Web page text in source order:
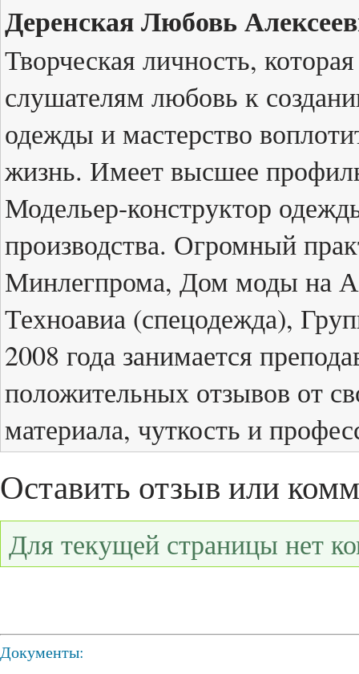
Деренская Любовь
Творческая личность,
слушателям любовь к
одежды и мастерство
жизнь. Имеет высшее
Модельер-конструктор
производства. Огромный
Минлегпрома, Дом моды на
Техноавиа (спецодежда),
2008 года занимается
положительных отзывов от
материала, чуткость и
Оставить отзыв или
Для текущей страницы нет
Документы: